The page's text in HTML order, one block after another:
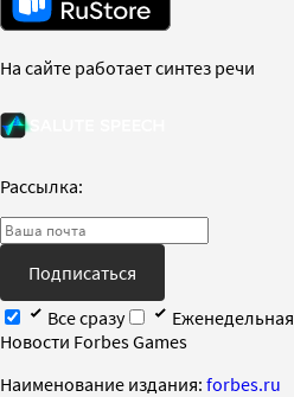
На сайте работает синтез речи
Рассылка:
Подписаться
Все сразу
Еженедельная
Новости Forbes Games
Наименование издания: forbes.ru